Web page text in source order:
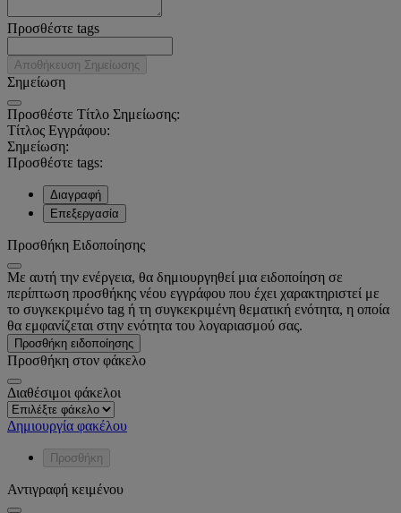
Προσθέστε tags
Αποθήκευση Σημείωσης
Σημείωση
Προσθέστε Τίτλο Σημείωσης:
Τίτλος Εγγράφου:
Σημείωση:
Προσθέστε tags:
Διαγραφή
Επεξεργασία
Προσθήκη Ειδοποίησης
Με αυτή την ενέργεια, θα δημιουργηθεί μια ειδοποίηση σε
περίπτωση προσθήκης νέου εγγράφου που έχει χαρακτηριστεί με
το συγκεκριμένο tag ή τη συγκεκριμένη θεματική ενότητα, η οποία
θα εμφανίζεται στην ενότητα του λογαριασμού σας.
Προσθήκη ειδοποίησης
Προσθήκη στον φάκελο
Διαθέσιμοι φάκελοι
Δημιουργία φακέλου
Προσθήκη
Αντιγραφή κειμένου